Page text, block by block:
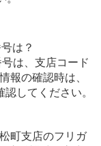
は？
は、支店コード
報の確認時は、
してください。
町支店のフリガ